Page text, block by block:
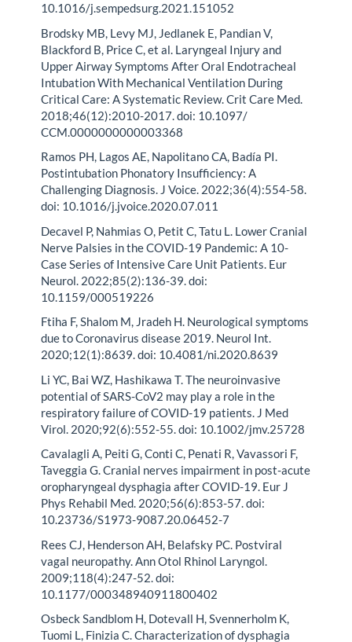
10.1016/j.sempedsurg.2021.151052
Brodsky MB, Levy MJ, Jedlanek E, Pandian V,
Blackford B, Price C, et al. Laryngeal Injury and
Upper Airway Symptoms After Oral Endotracheal
Intubation With Mechanical Ventilation During
Critical Care: A Systematic Review. Crit Care Med.
2018;46(12):2010-2017. doi: 10.1097/
CCM.0000000000003368
Ramos PH, Lagos AE, Napolitano CA, Badía PI.
Postintubation Phonatory Insufficiency: A
Challenging Diagnosis. J Voice. 2022;36(4):554-58.
doi: 10.1016/j.jvoice.2020.07.011
Decavel P, Nahmias O, Petit C, Tatu L. Lower Cranial
Nerve Palsies in the COVID-19 Pandemic: A 10-
Case Series of Intensive Care Unit Patients. Eur
Neurol. 2022;85(2):136-39. doi:
10.1159/000519226
Ftiha F, Shalom M, Jradeh H. Neurological symptoms
due to Coronavirus disease 2019. Neurol Int.
2020;12(1):8639. doi: 10.4081/ni.2020.8639
Li YC, Bai WZ, Hashikawa T. The neuroinvasive
potential of SARS-CoV2 may play a role in the
respiratory failure of COVID-19 patients. J Med
Virol. 2020;92(6):552-55. doi: 10.1002/jmv.25728
Cavalagli A, Peiti G, Conti C, Penati R, Vavassori F,
Taveggia G. Cranial nerves impairment in post-acute
oropharyngeal dysphagia after COVID-19. Eur J
Phys Rehabil Med. 2020;56(6):853-57. doi:
10.23736/S1973-9087.20.06452-7
Rees CJ, Henderson AH, Belafsky PC. Postviral
vagal neuropathy. Ann Otol Rhinol Laryngol.
2009;118(4):247-52. doi:
10.1177/000348940911800402
Osbeck Sandblom H, Dotevall H, Svennerholm K,
Tuomi L, Finizia C. Characterization of dysphagia